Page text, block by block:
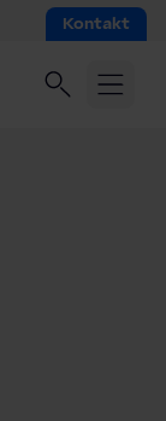
Kontakt